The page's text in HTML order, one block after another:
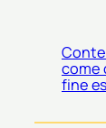
come
fine